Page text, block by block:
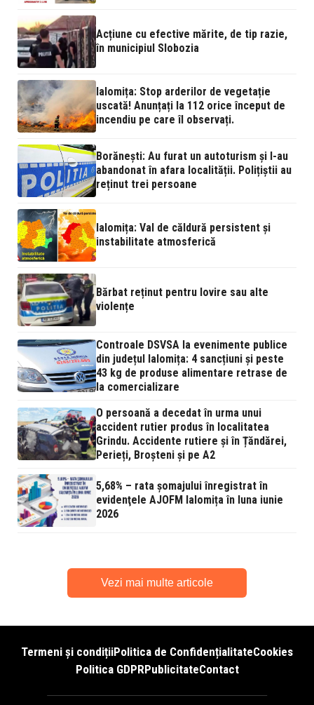
Acțiune cu efective mărite, de tip razie,
în municipiul Slobozia
Ialomița: Stop arderilor de vegetație
uscată! Anunțați la 112 orice început de
incendiu pe care îl observați.
Borănești: Au furat un autoturism și l-au
abandonat în afara localității. Polițiștii au
reținut trei persoane
Ialomița: Val de căldură persistent și
instabilitate atmosferică
Bărbat reținut pentru lovire sau alte
violențe
Controale DSVSA la evenimente publice
din județul Ialomița: 4 sancțiuni și peste
43 kg de produse alimentare retrase de
la comercializare
O persoană a decedat în urma unui
accident rutier produs în localitatea
Grindu. Accidente rutiere și în Țăndărei,
Perieți, Broșteni și pe A2
5,68% – rata şomajului înregistrat în
evidenţele AJOFM Ialomița în luna iunie
2026
Vezi mai multe articole
Termeni și condițiiPolitica de ConfidențialitateCookies
Politica GDPRPublicitateContact